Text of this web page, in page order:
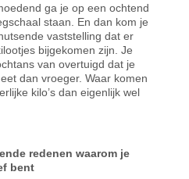
ga je op een ochtend
staan. En dan kom je
vaststelling dat er
bijgekomen zijn. Je
van overtuigd dat je
dan vroeger. Waar komen
kilo’s dan eigenlijk wel
redenen waarom je
bent